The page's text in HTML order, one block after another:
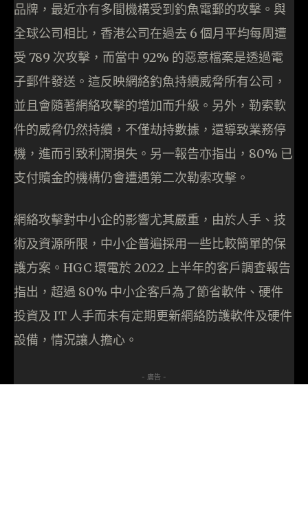
品牌，最近亦有多間機構受到釣魚電郵的攻擊。與
全球公司相比，香港公司在過去 6 個月平均每周遭
受 789 次攻擊，而當中 92% 的惡意檔案是透過電
子郵件發送。這反映網絡釣魚持續威脅所有公司，
並且會隨著網絡攻擊的增加而升級。另外，勒索軟
件的威脅仍然持續，不僅劫持數據，還導致業務停
機，進而引致利潤損失。另一報告亦指出，80% 已
支付贖金的機構仍會遭遇第二次勒索攻擊。
網絡攻擊對中小企的影響尤其嚴重，由於人手、技
術及資源所限，中小企普遍採用一些比較簡單的保
護方案。HGC 環電於 2022 上半年的客戶調查報告
指出，超過 80% 中小企客戶為了節省軟件、硬件
投資及 IT 人手而未有定期更新網絡防護軟件及硬件
設備，情況讓人擔心。
- 廣告 -